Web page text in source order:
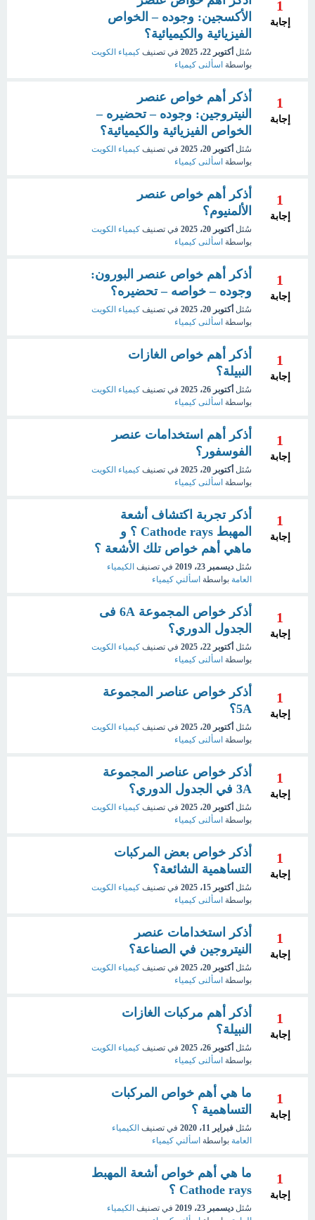
1
إجابة
الأكسجين: وجوده – الخواص
الفيزيائية والكيميائية؟
سُئل أكتوبر 22، 2025 في تصنيف كيمياء الكويت
بواسطة اسألنى كيمياء
1
إجابة
أذكر أهم خواص عنصر
النيتروجين: وجوده – تحضيره –
الخواص الفيزيائية والكيميائية؟
سُئل أكتوبر 20، 2025 في تصنيف كيمياء الكويت
بواسطة اسألنى كيمياء
1
إجابة
أذكر أهم خواص عنصر
الألمنيوم؟
سُئل أكتوبر 20، 2025 في تصنيف كيمياء الكويت
بواسطة اسألنى كيمياء
1
إجابة
أذكر أهم خواص عنصر البورون:
وجوده – خواصه – تحضيره؟
سُئل أكتوبر 20، 2025 في تصنيف كيمياء الكويت
بواسطة اسألنى كيمياء
1
إجابة
أذكر أهم خواص الغازات
النبيلة؟
سُئل أكتوبر 26، 2025 في تصنيف كيمياء الكويت
بواسطة اسألنى كيمياء
1
إجابة
أذكر أهم استخدامات عنصر
الفوسفور؟
سُئل أكتوبر 20، 2025 في تصنيف كيمياء الكويت
بواسطة اسألنى كيمياء
1
إجابة
أذكر تجربة اكتشاف أشعة
المهبط Cathode rays ؟ و
ماهي أهم خواص تلك الأشعة ؟
سُئل ديسمبر 23، 2019 في تصنيف الكيمياء
العامة بواسطة اسألني كيمياء
1
إجابة
أذكر خواص المجموعة 6A فى
الجدول الدوري؟
سُئل أكتوبر 22، 2025 في تصنيف كيمياء الكويت
بواسطة اسألنى كيمياء
1
إجابة
أذكر خواص عناصر المجموعة
5A؟
سُئل أكتوبر 20، 2025 في تصنيف كيمياء الكويت
بواسطة اسألنى كيمياء
1
إجابة
أذكر خواص عناصر المجموعة
3A في الجدول الدوري؟
سُئل أكتوبر 20، 2025 في تصنيف كيمياء الكويت
بواسطة اسألنى كيمياء
1
إجابة
أذكر خواص بعض المركبات
التساهمية الشائعة؟
سُئل أكتوبر 15، 2025 في تصنيف كيمياء الكويت
بواسطة اسألنى كيمياء
1
إجابة
أذكر استخدامات عنصر
النيتروجين في الصناعة؟
سُئل أكتوبر 20، 2025 في تصنيف كيمياء الكويت
بواسطة اسألنى كيمياء
1
إجابة
أذكر أهم مركبات الغازات
النبيلة؟
سُئل أكتوبر 26، 2025 في تصنيف كيمياء الكويت
بواسطة اسألنى كيمياء
1
إجابة
ما هي أهم خواص المركبات
التساهمية ؟
سُئل فبراير 11، 2020 في تصنيف الكيمياء
العامة بواسطة اسألني كيمياء
1
إجابة
ما هي أهم خواص أشعة المهبط
Cathode rays ؟
سُئل ديسمبر 23، 2019 في تصنيف الكيمياء